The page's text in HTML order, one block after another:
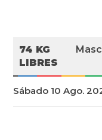
74 KG
LIBRES
Sábado 10 Ago.